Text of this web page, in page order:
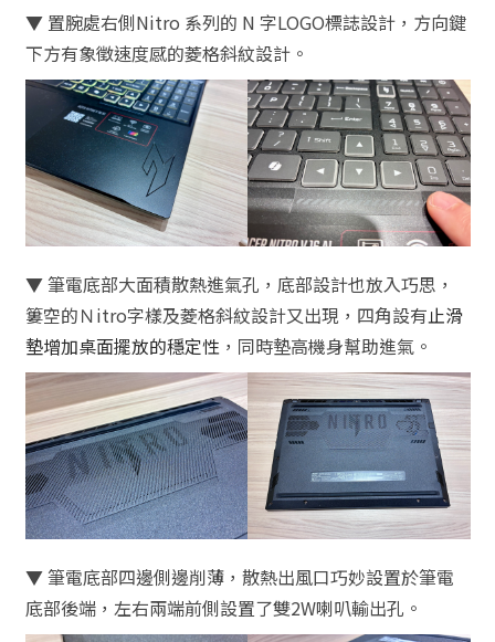
▼ 置腕處右側Nitro 系列的 N 字LOGO標誌設計，方向鍵
下方有象徵速度感的菱格斜紋設計。
▼ 筆電底部大面積散熱進氣孔，底部設計也放入巧思，
簍空的Ｎitro字樣及菱格斜紋設計又出現，四角設有止滑
墊增加桌面擺放的穩定性，同時墊高機身幫助進氣。
▼ 筆電底部四邊側邊削薄，散熱出風口巧妙設置於筆電
底部後端，左右兩端前側設置了雙2W喇叭輸出孔。